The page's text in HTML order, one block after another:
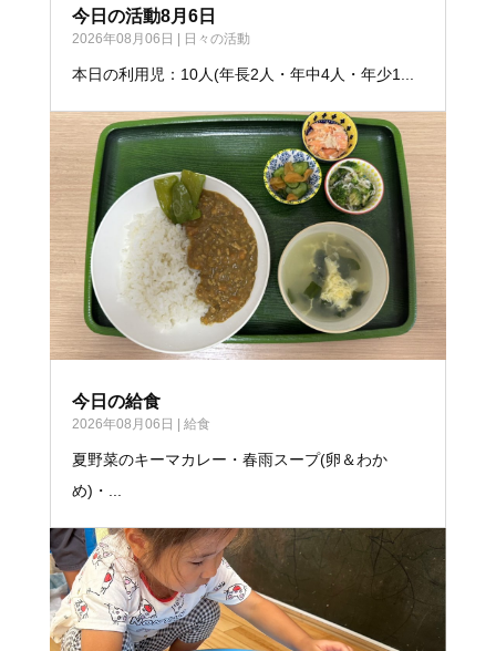
今日の活動8月6日
2026年08月06日 日々の活動
本日の利用児：10人(年長2人・年中4人・年少1...
今日の給食
2026年08月06日 給食
夏野菜のキーマカレー・春雨スープ(卵＆わか
め)・...